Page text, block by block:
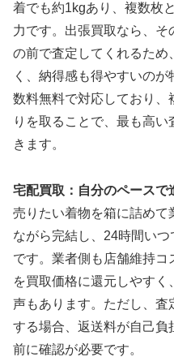
着でも約1kgあり、複数枚
力です。出張買取なら、そ
の前で査定してくれるため
く、納得感も得やすいの
数料無料で対応しており、
りを取ることで、最も高
きます。
宅配買取：自分のペースで
売りたい着物を箱に詰めて
ながら完結し、24時間い
です。業者側も店舗維持
を買取価格に還元しやすく
声もあります。ただし、
する場合、返送料が自己
前に確認が必要です。